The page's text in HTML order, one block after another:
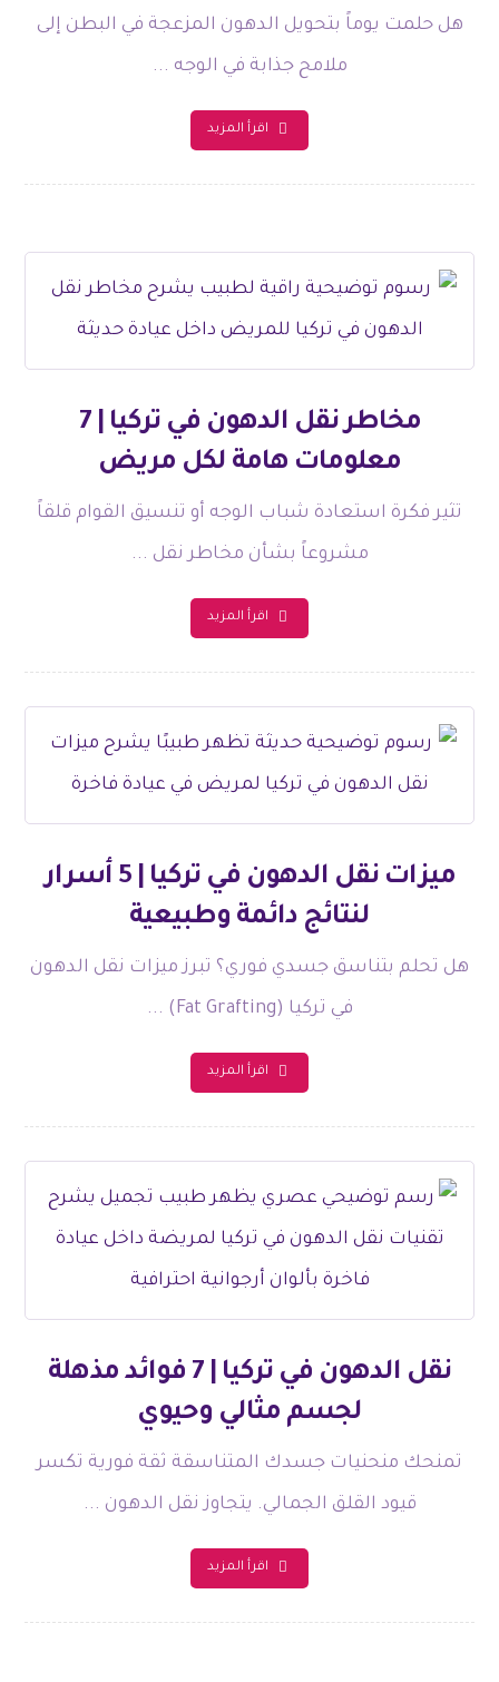
هل حلمت يوماً بتحويل الدهون المزعجة في البطن إلى
ملامح جذابة في الوجه ...
اقرأ المزيد
مخاطر نقل الدهون في تركيا | 7
معلومات هامة لكل مريض
تثير فكرة استعادة شباب الوجه أو تنسيق القوام قلقاً
مشروعاً بشأن مخاطر نقل ...
اقرأ المزيد
ميزات نقل الدهون في تركيا | 5 أسرار
لنتائج دائمة وطبيعية
هل تحلم بتناسق جسدي فوري؟ تبرز ميزات نقل الدهون
في تركيا (Fat Grafting) ...
اقرأ المزيد
نقل الدهون في تركيا | 7 فوائد مذهلة
لجسم مثالي وحيوي
تمنحك منحنيات جسدك المتناسقة ثقة فورية تكسر
قيود القلق الجمالي. يتجاوز نقل الدهون ...
اقرأ المزيد